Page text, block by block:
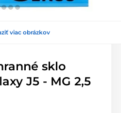
viac obrázkov
sklo
J5 - MG 2,5